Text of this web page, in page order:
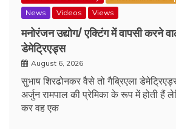
News
Videos Views
मनोरंजन उद्योग/ एक्टिंग में वापसी करने
डेमेट्रिएड्स
August 6, 2026
सुभाष शिरढोनकर वैसे तो गैब्रिएला
अर्जुन रामपाल की प्रेमिका के रूप में होती हैं
कर वह एक